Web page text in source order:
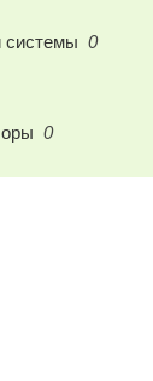
системы 0
0